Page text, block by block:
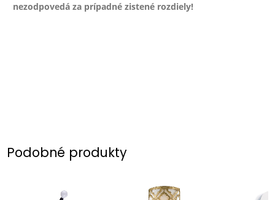
nezodpovedá za prípadné zistené rozdiely!
Podobné produkty